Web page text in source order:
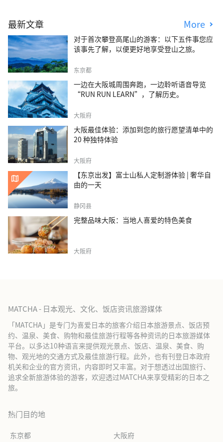
最新文章 More
对于首次攀登高尾山的游客：以下五件事您应
该事先了解，以便更好地享受登山之旅。
东京都
一边在大阪城周围奔跑，一边聆听语音导览
“RUN RUN LEARN”，了解历史。
大阪府
大阪最佳体验：添加到您的旅行愿望清单中的
20 种独特体验
大阪府
【东京出发】富士山私人定制游体验 | 奢华自
由的一天
静冈县
完整品味大阪：当地人喜爱的特色美食
大阪府
MATCHA - 日本观光、文化、饭店资讯旅游媒体
「MATCHA」是专门为喜爱日本的旅客介绍日本旅游景点、饭店预
约、温泉、美食、购物和最佳旅游行程等各种资讯的日本旅游媒体
平台。以多达10种语言来提供观光景点、饭店、温泉、美食、购
物、观光地的交通方式及最佳旅游行程。此外，也有刊登日本政府
机关和企业的官方资讯，内容即时又丰富。对于想透过出国旅行、
追求全新旅游体验的游客，欢迎透过MATCHA来享受精彩的日本之
旅。
热门目的地
东京都 大阪府